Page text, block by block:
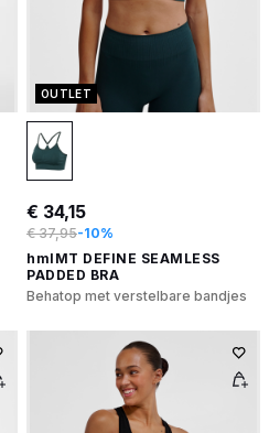
OUTLET
€ 34,15
€ 37,95-10%
hmlMT DEFINE SEAMLESS
PADDED BRA
Behatop met verstelbare bandjes